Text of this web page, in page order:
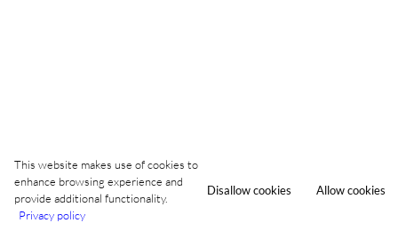
This website makes use of cookies to
enhance browsing experience and
provide additional functionality.
Privacy policy
Disallow cookies Allow cookies